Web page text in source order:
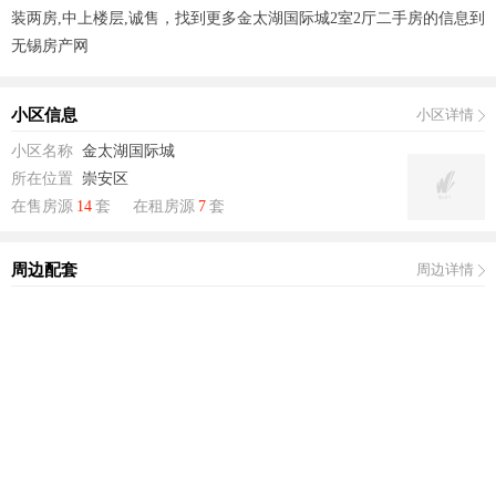
装两房,中上楼层,诚售，找到更多金太湖国际城2室2厅二手房的信息到
无锡房产网
小区信息 小区详情
小区名称 金太湖国际城
所在位置 崇安区
在售房源 14 套 在租房源 7 套
周边配套 周边详情